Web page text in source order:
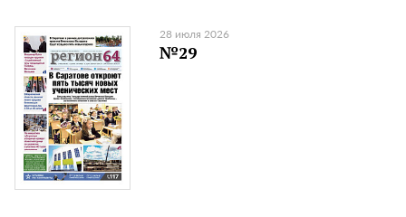
28 июля 2026
№29